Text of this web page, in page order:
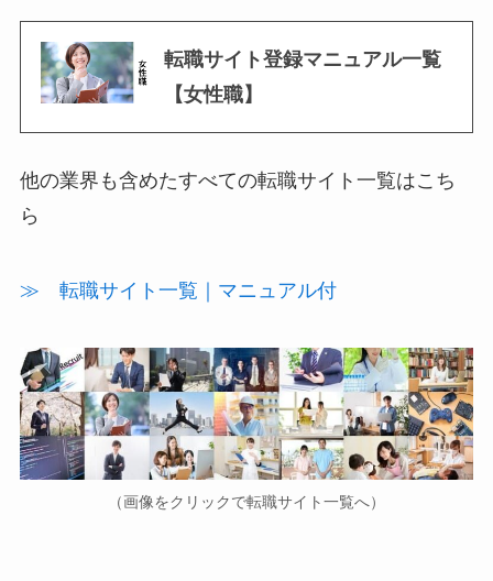
転職サイト登録マニュアル一覧
【女性職】
他の業界も含めたすべての転職サイト一覧はこち
ら
≫ 転職サイト一覧｜マニュアル付
（画像をクリックで転職サイト一覧へ）